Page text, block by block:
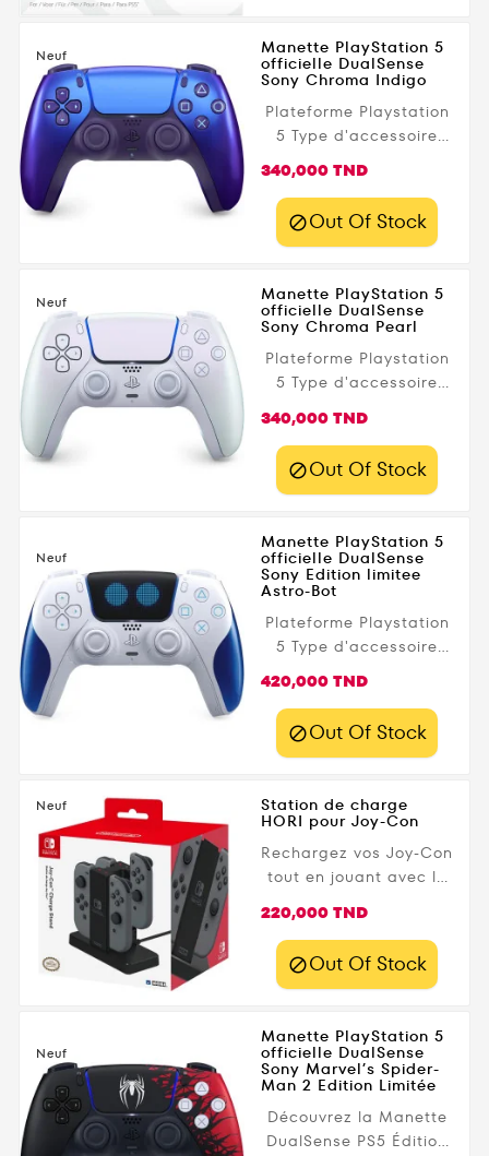
Neuf Manette PlayStation 5
officielle DualSense
Sony Chroma Indigo
Plateforme Playstation
5 Type d'accessoire
Fonctionnalités
accessoire gaming
Haut-parleur
intégrée
Prix
340,000 TND
Out Of Stock
Neuf Manette PlayStation 5
officielle DualSense
Sony Chroma Pearl
Plateforme Playstation
5 Type d'accessoire
Fonctionnalités
accessoire gaming
Haut-parleur
intégrée
Prix
340,000 TND
Out Of Stock
Neuf
Manette PlayStation 5
officielle DualSense
Sony Edition limitee
Astro-Bot
Plateforme Playstation
5 Type d'accessoire
Fonctionnalités
accessoire gaming
Haut-parleur
intégrée
Prix
420,000 TND
Out Of Stock
Neuf Station de charge
HORI pour Joy-Con
Rechargez vos Joy-Con
tout en jouant avec le
officiel HORI pour
Conçu pour assurer
cet accessoire
indispensable vous
garantit des sessions
de jeu sans
interruption. Disponible
Prix
220,000 TND
Out Of Stock
Neuf
Manette PlayStation 5
officielle DualSense
Sony Marvel’s Spider-
Man 2 Edition Limitée
Découvrez la Manette
DualSense PS5 Édition